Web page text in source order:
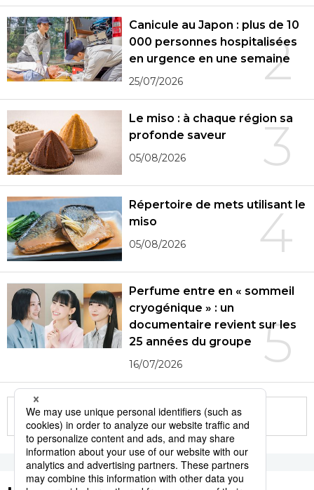
2
Canicule au Japon : plus de 10
000 personnes hospitalisées
en urgence en une semaine
25/07/2026
3
Le miso : à chaque région sa
profonde saveur
05/08/2026
4
Répertoire de mets utilisant le
miso
05/08/2026
5
Perfume entre en « sommeil
cryogénique » : un
documentaire revient sur les
25 années du groupe
16/07/2026
More in this series